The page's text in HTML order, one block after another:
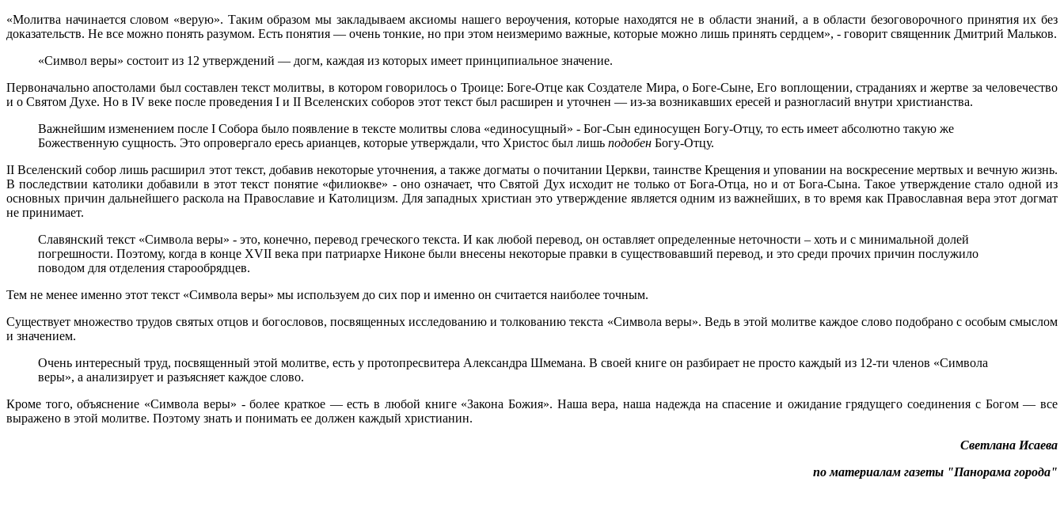
«Молитва начинается словом «верую». Таким образом мы закладываем аксиомы нашего вероучения, которые находятся не в области знаний, а в области безоговорочного принятия их без
доказательств. Не все можно понять разумом. Есть понятия — очень тонкие, но при этом неизмеримо важные, которые можно лишь принять сердцем», - говорит священник Дмитрий Мальков.
«Символ веры» состоит из 12 утверждений — догм, каждая из которых имеет принципиальное значение.
Первоначально апостолами был составлен текст молитвы, в котором говорилось о Троице: Боге-Отце как Создателе Мира, о Боге-Сыне, Его воплощении, страданиях и жертве за человечество
и о Святом Духе. Но в IV веке после проведения I и II Вселенских соборов этот текст был расширен и уточнен — из-за возникавших ересей и разногласий внутри христианства.
Важнейшим изменением после I Собора было появление в тексте молитвы слова «единосущный» - Бог-Сын единосущен Богу-Отцу, то есть имеет абсолютно такую же
Божественную сущность. Это опровергало ересь арианцев, которые утверждали, что Христос был лишь подобен Богу-Отцу.
II Вселенский собор лишь расширил этот текст, добавив некоторые уточнения, а также догматы о почитании Церкви, таинстве Крещения и уповании на воскресение мертвых и вечную жизнь.
В последствии католики добавили в этот текст понятие «филиокве» - оно означает, что Святой Дух исходит не только от Бога-Отца, но и от Бога-Сына. Такое утверждение стало одной из
основных причин дальнейшего раскола на Православие и Католицизм. Для западных христиан это утверждение является одним из важнейших, в то время как Православная вера этот догмат
не принимает.
Славянский текст «Символа веры» - это, конечно, перевод греческого текста. И как любой перевод, он оставляет определенные неточности – хоть и с минимальной долей
погрешности. Поэтому, когда в конце XVII века при патриархе Никоне были внесены некоторые правки в существовавший перевод, и это среди прочих причин послужило
поводом для отделения старообрядцев.
Тем не менее именно этот текст «Символа веры» мы используем до сих пор и именно он считается наиболее точным.
Существует множество трудов святых отцов и богословов, посвященных исследованию и толкованию текста «Символа веры». Ведь в этой молитве каждое слово подобрано с особым смыслом
и значением.
Очень интересный труд, посвященный этой молитве, есть у протопресвитера Александра Шмемана. В своей книге он разбирает не просто каждый из 12-ти членов «Символа
веры», а анализирует и разъясняет каждое слово.
Кроме того, объяснение «Символа веры» - более краткое — есть в любой книге «Закона Божия». Наша вера, наша надежда на спасение и ожидание грядущего соединения с Богом — все
выражено в этой молитве. Поэтому знать и понимать ее должен каждый христианин.
Светлана Исаева
по материалам газеты "Панорама города"